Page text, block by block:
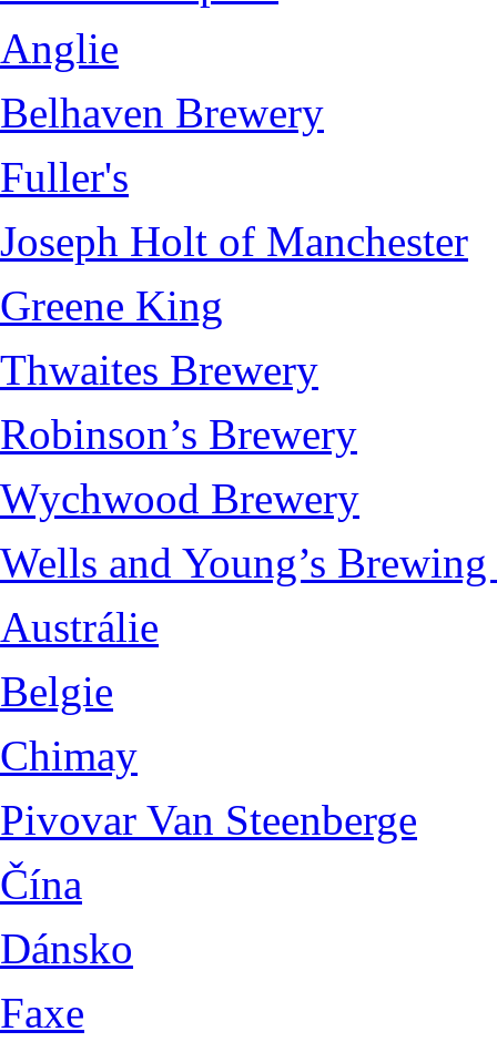
Anglie
Belhaven Brewery
Fuller's
Joseph Holt of Manchester
Greene King
Thwaites Brewery
Robinson’s Brewery
Wychwood Brewery
Wells and Young’s
Austrálie
Belgie
Chimay
Pivovar Van Steenberge
Čína
Dánsko
Faxe